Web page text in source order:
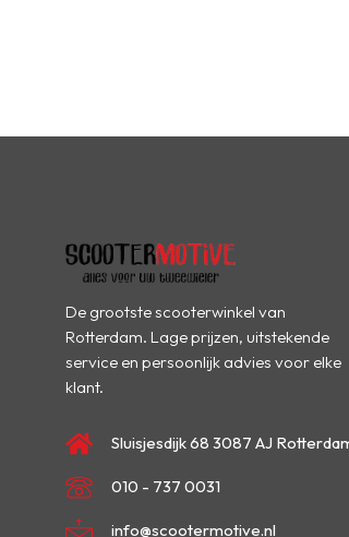
De grootste scooterwinkel van
Rotterdam. Lage prijzen, uitstekende
service en persoonlijk advies voor elke
klant.
Sluisjesdijk 68 3087 AJ
010 - 737 0031
info@scootermotive.nl